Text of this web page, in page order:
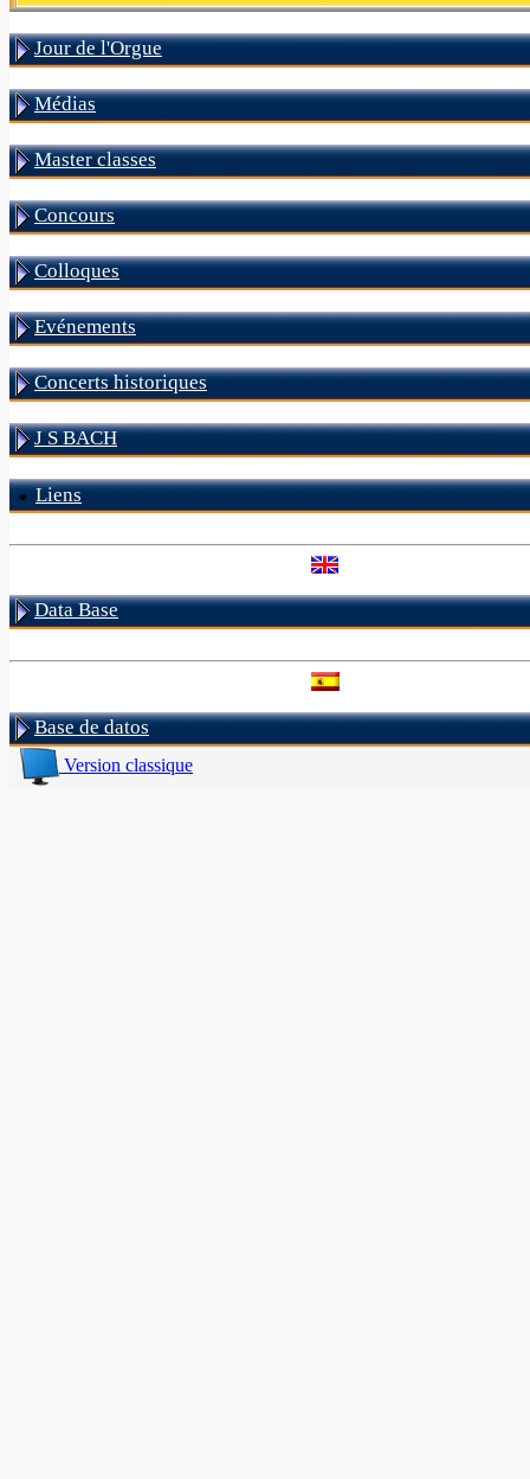
Jour de l'Orgue
Médias
Master classes
Concours
Colloques
Evénements
Concerts historiques
J S BACH
Liens
Data Base
Base de datos
Version classique